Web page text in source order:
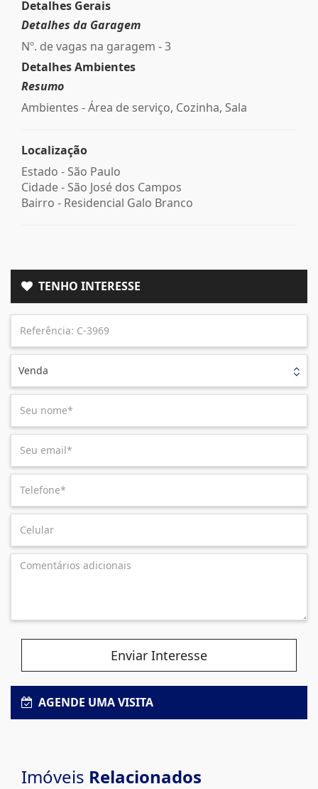
Detalhes Gerais
Detalhes da Garagem
Nº. de vagas na garagem - 3
Detalhes Ambientes
Resumo
Ambientes - Área de serviço, Cozinha, Sala
Localização
Estado - São Paulo
Cidade - São José dos Campos
Bairro - Residencial Galo Branco
TENHO INTERESSE
Venda
Enviar Interesse
AGENDE UMA VISITA
Imóveis Relacionados